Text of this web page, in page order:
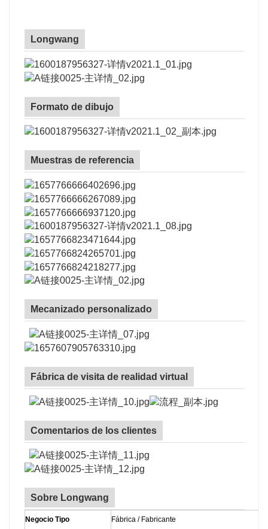
Longwang
Formato de dibujo
Muestras de referencia
Mecanizado personalizado
Fábrica de visita de realidad virtual
Comentarios de los clientes
Sobre Longwang
Negocio Tipo Fábrica / Fabricante